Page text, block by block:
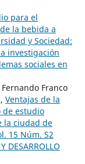
para el
la bebida a
y Sociedad:
investigación
sociales en
Franco
Ventajas de la
de estudio
la ciudad de
15 Núm. S2
DESARROLLO